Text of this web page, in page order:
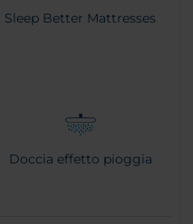
Sleep Better Mattresses
Doccia effetto pioggia